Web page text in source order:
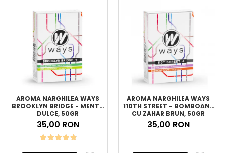
AROMA NARGHILEA WAYS
BROOKLYN BRIDGE - MENTA
DULCE, 50GR
35,00 RON
AROMA NARGHILEA WAYS
110TH STREET - BOMBOANE
CU ZAHAR BRUN, 50GR
35,00 RON